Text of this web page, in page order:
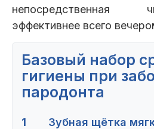
непосредственная
эффективнее всего
Базовый набор
гигиены при
пародонта
1
Зубная щётка